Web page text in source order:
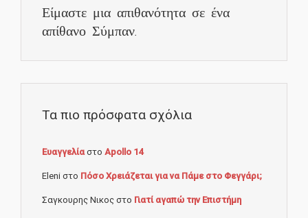
Είμαστε μια απιθανότητα σε ένα
απίθανο Σύμπαν.
Τα πιο πρόσφατα σχόλια
Ευαγγελίαστο Apollo 14
Eleni στο Πόσο Χρειάζεται για να Πάμε στο Φεγγάρι;
Σαγκουρης Νικος στο Γιατί αγαπώ την Επιστήμη